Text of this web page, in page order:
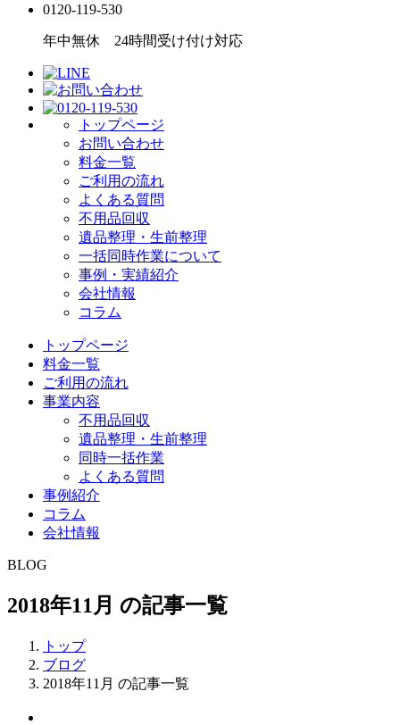
0120-119-530
年中無休 24時間受け付け対応
トップページ
お問い合わせ
料金一覧
ご利用の流れ
よくある質問
不用品回収
遺品整理・生前整理
一括同時作業について
事例・実績紹介
会社情報
コラム
トップページ
料金一覧
ご利用の流れ
事業内容
不用品回収
遺品整理・生前整理
同時一括作業
よくある質問
事例紹介
コラム
会社情報
BLOG
2018年11月 の記事一覧
トップ
ブログ
2018年11月 の記事一覧